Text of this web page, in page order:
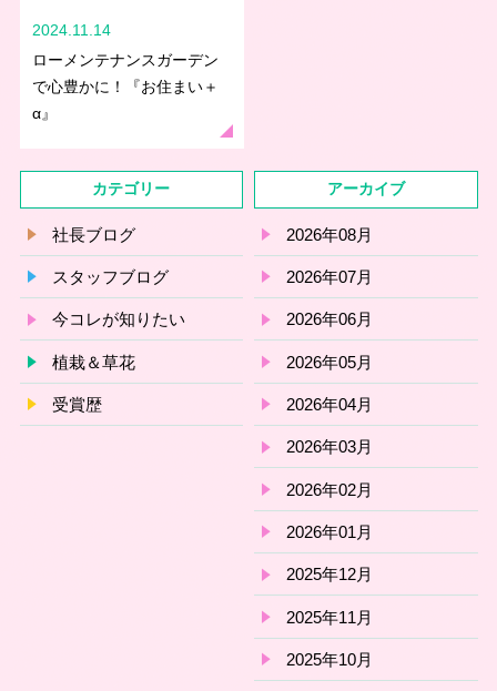
2024.11.14
ローメンテナンスガーデン
で心豊かに！『お住まい＋
α』
カテゴリー
社長ブログ
スタッフブログ
今コレが知りたい
植栽＆草花
受賞歴
アーカイブ
2026年08月
2026年07月
2026年06月
2026年05月
2026年04月
2026年03月
2026年02月
2026年01月
2025年12月
2025年11月
2025年10月